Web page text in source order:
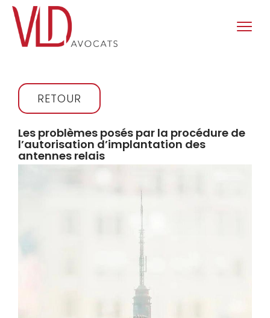
RETOUR
Les problèmes posés par la procédure de
l’autorisation d’implantation des
antennes relais